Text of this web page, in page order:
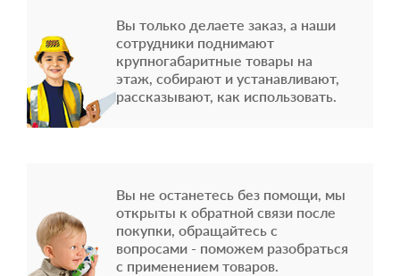
Вы только делаете заказ, а наши
сотрудники поднимают
крупногабаритные товары на
этаж, собирают и устанавливают,
рассказывают, как использовать.
Вы не останетесь без помощи, мы
открыты к обратной связи после
покупки, обращайтесь с
вопросами - поможем разобраться
с применением товаров.